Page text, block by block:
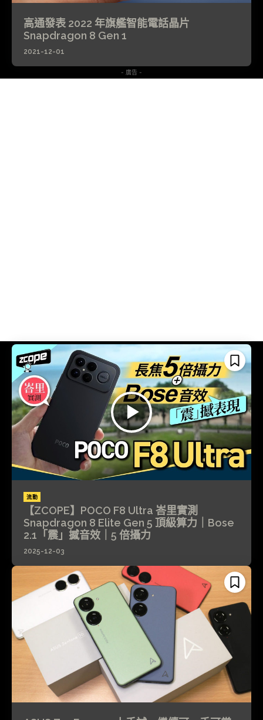
高通發表 2022 年旗艦智能電話晶片
Snapdragon 8 Gen 1
2021-12-01
- 廣告 -
流動
【ZCOPE】POCO F8 Ultra 峇里實測
Snapdragon 8 Elite Gen 5 頂級算力｜Bose
2.1「震」撼音效｜5 倍攝力
2025-12-03